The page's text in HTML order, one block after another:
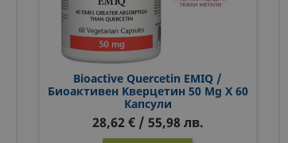
Bioactive Quercetin EMIQ /
Биоактивен Kверцетин 50 Mg X 60
Капсули
28,62 € / 55,98 лв.